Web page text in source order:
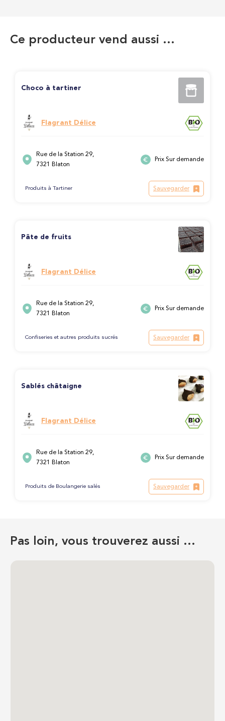
Ce producteur vend aussi …
Choco à tartiner
Flagrant Délice
Rue de la Station 29,
7321 Blaton
Prix Sur demande
Produits à Tartiner Sauvegarder
Pâte de fruits
Flagrant Délice
Rue de la Station 29,
7321 Blaton
Prix Sur demande
Confiseries et autres produits sucrés Sauvegarder
Sablés châtaigne
Flagrant Délice
Rue de la Station 29,
7321 Blaton
Prix Sur demande
Produits de Boulangerie salés Sauvegarder
Pas loin, vous trouverez aussi …